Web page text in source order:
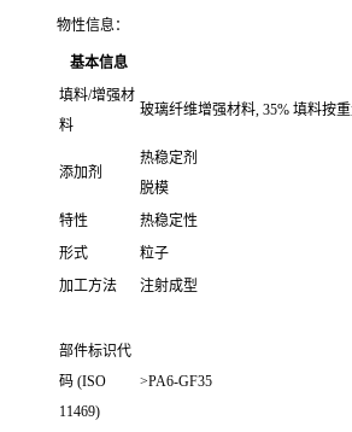
物性信息：
基本信息
填料/增强材
料
玻璃纤维增强材料, 35% 填料按
添加剂
热稳定剂
脱模
特性
热稳定性
形式
粒子
加工方法
注射成型
部件标识代
码 (ISO
11469)
>PA6-GF35